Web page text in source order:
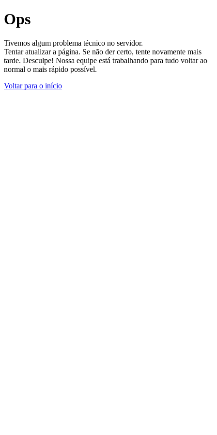
Ops
Tivemos algum problema técnico no servidor.
Tentar atualizar a página. Se não der certo, tente novamente mais
tarde. Desculpe! Nossa equipe está trabalhando para tudo voltar ao
normal o mais rápido possível.
Voltar para o início